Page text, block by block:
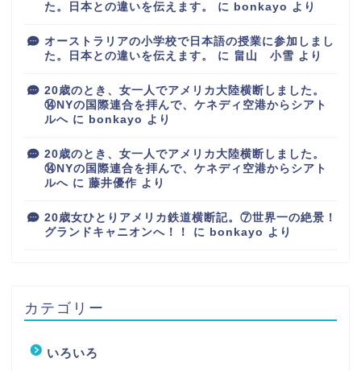
た。日本との違いを伝えます。
に bonkayo より
オーストラリアの小学校で日本語の授業に参加しまし
た。日本との違いを伝えます。
に 畠山 小雪 より
20歳のとき、女一人でアメリカ大陸横断しました。
⑭NYの国際連合を拝んで、ケネディ空港からシアト
ルへ に bonkayo より
20歳のとき、女一人でアメリカ大陸横断しました。
⑭NYの国際連合を拝んで、ケネディ空港からシアト
ルへ に 藤井優作 より
20歳女ひとりアメリカ鉄道横断記。⑦世界一の絶景！
グランドキャニオンへ！！
に bonkayo より
カテゴリー
いろいろ